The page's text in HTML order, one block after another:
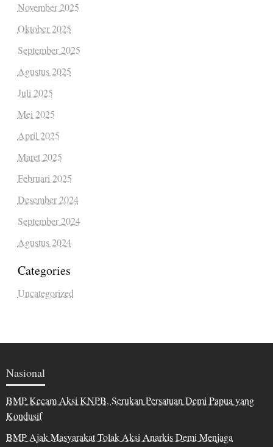
November 2025
Oktober 2025
September 2025
Agustus 2025
Juli 2025
Mei 2025
April 2025
Maret 2025
Februari 2025
Desember 2024
September 2024
Agustus 2024
Categories
Uncategorized
Nasional
BMP Kecam Aksi KNPB, Serukan Persatuan Demi Papua yang
Kondusif
BMP Ajak Masyarakat Tolak Aksi Anarkis Demi Menjaga